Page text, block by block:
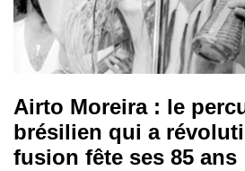
Airto Moreira : le
brésilien qui a
fusion fête ses 85 ans